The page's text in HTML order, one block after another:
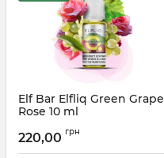
Elf Bar Elfliq Green Grape
Rose 10 ml
220,00 грн